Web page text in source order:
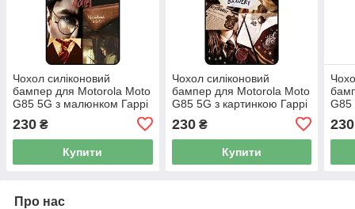
Чохол силіконовий
бампер для Motorola Moto
G85 5G з малюнком Гаррі
230 ₴
Купити
Чохол силіконовий
бампер для Motorola Moto
G85 5G з картинкою Гаррі
230₴
Купити
G85
230
Про нас